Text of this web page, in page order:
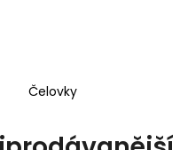
Čelovky